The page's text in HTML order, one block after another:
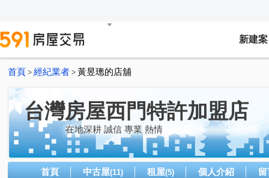
新建案
首頁 > 經紀業者 > 黃昱璁的店舖
台灣房屋西門特許加盟店
在地深耕 誠信 專業 熱情
首頁 中古屋(11) 租屋(5) 個人介紹